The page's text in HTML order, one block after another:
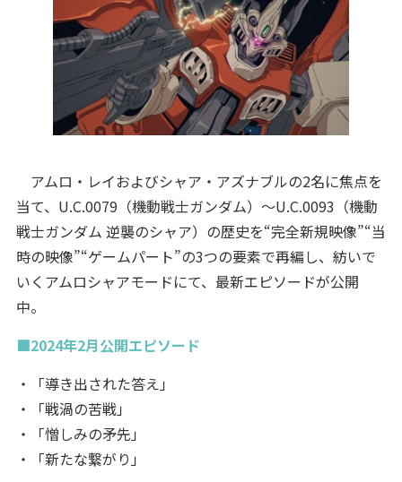
アムロ・レイおよびシャア・アズナブルの2名に焦点を
当て、U.C.0079（機動戦士ガンダム）～U.C.0093（機動
戦士ガンダム 逆襲のシャア）の歴史を“完全新規映像”“当
時の映像”“ゲームパート”の3つの要素で再編し、紡いで
いくアムロシャアモードにて、最新エピソードが公開
中。
■2024年2月公開エピソード
・「導き出された答え」
・「戦渦の苦戦」
・「憎しみの矛先」
・「新たな繋がり」